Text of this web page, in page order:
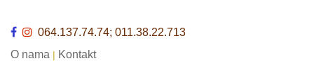
064.137.74.74; 011.38.22.713
O nama | Kontakt